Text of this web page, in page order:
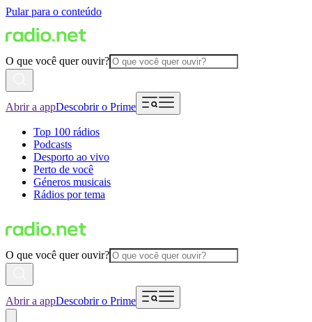
Pular para o conteúdo
O que você quer ouvir?
Abrir a appDescobrir o Prime
Top 100 rádios
Podcasts
Desporto ao vivo
Perto de você
Géneros musicais
Rádios por tema
O que você quer ouvir?
Abrir a appDescobrir o Prime